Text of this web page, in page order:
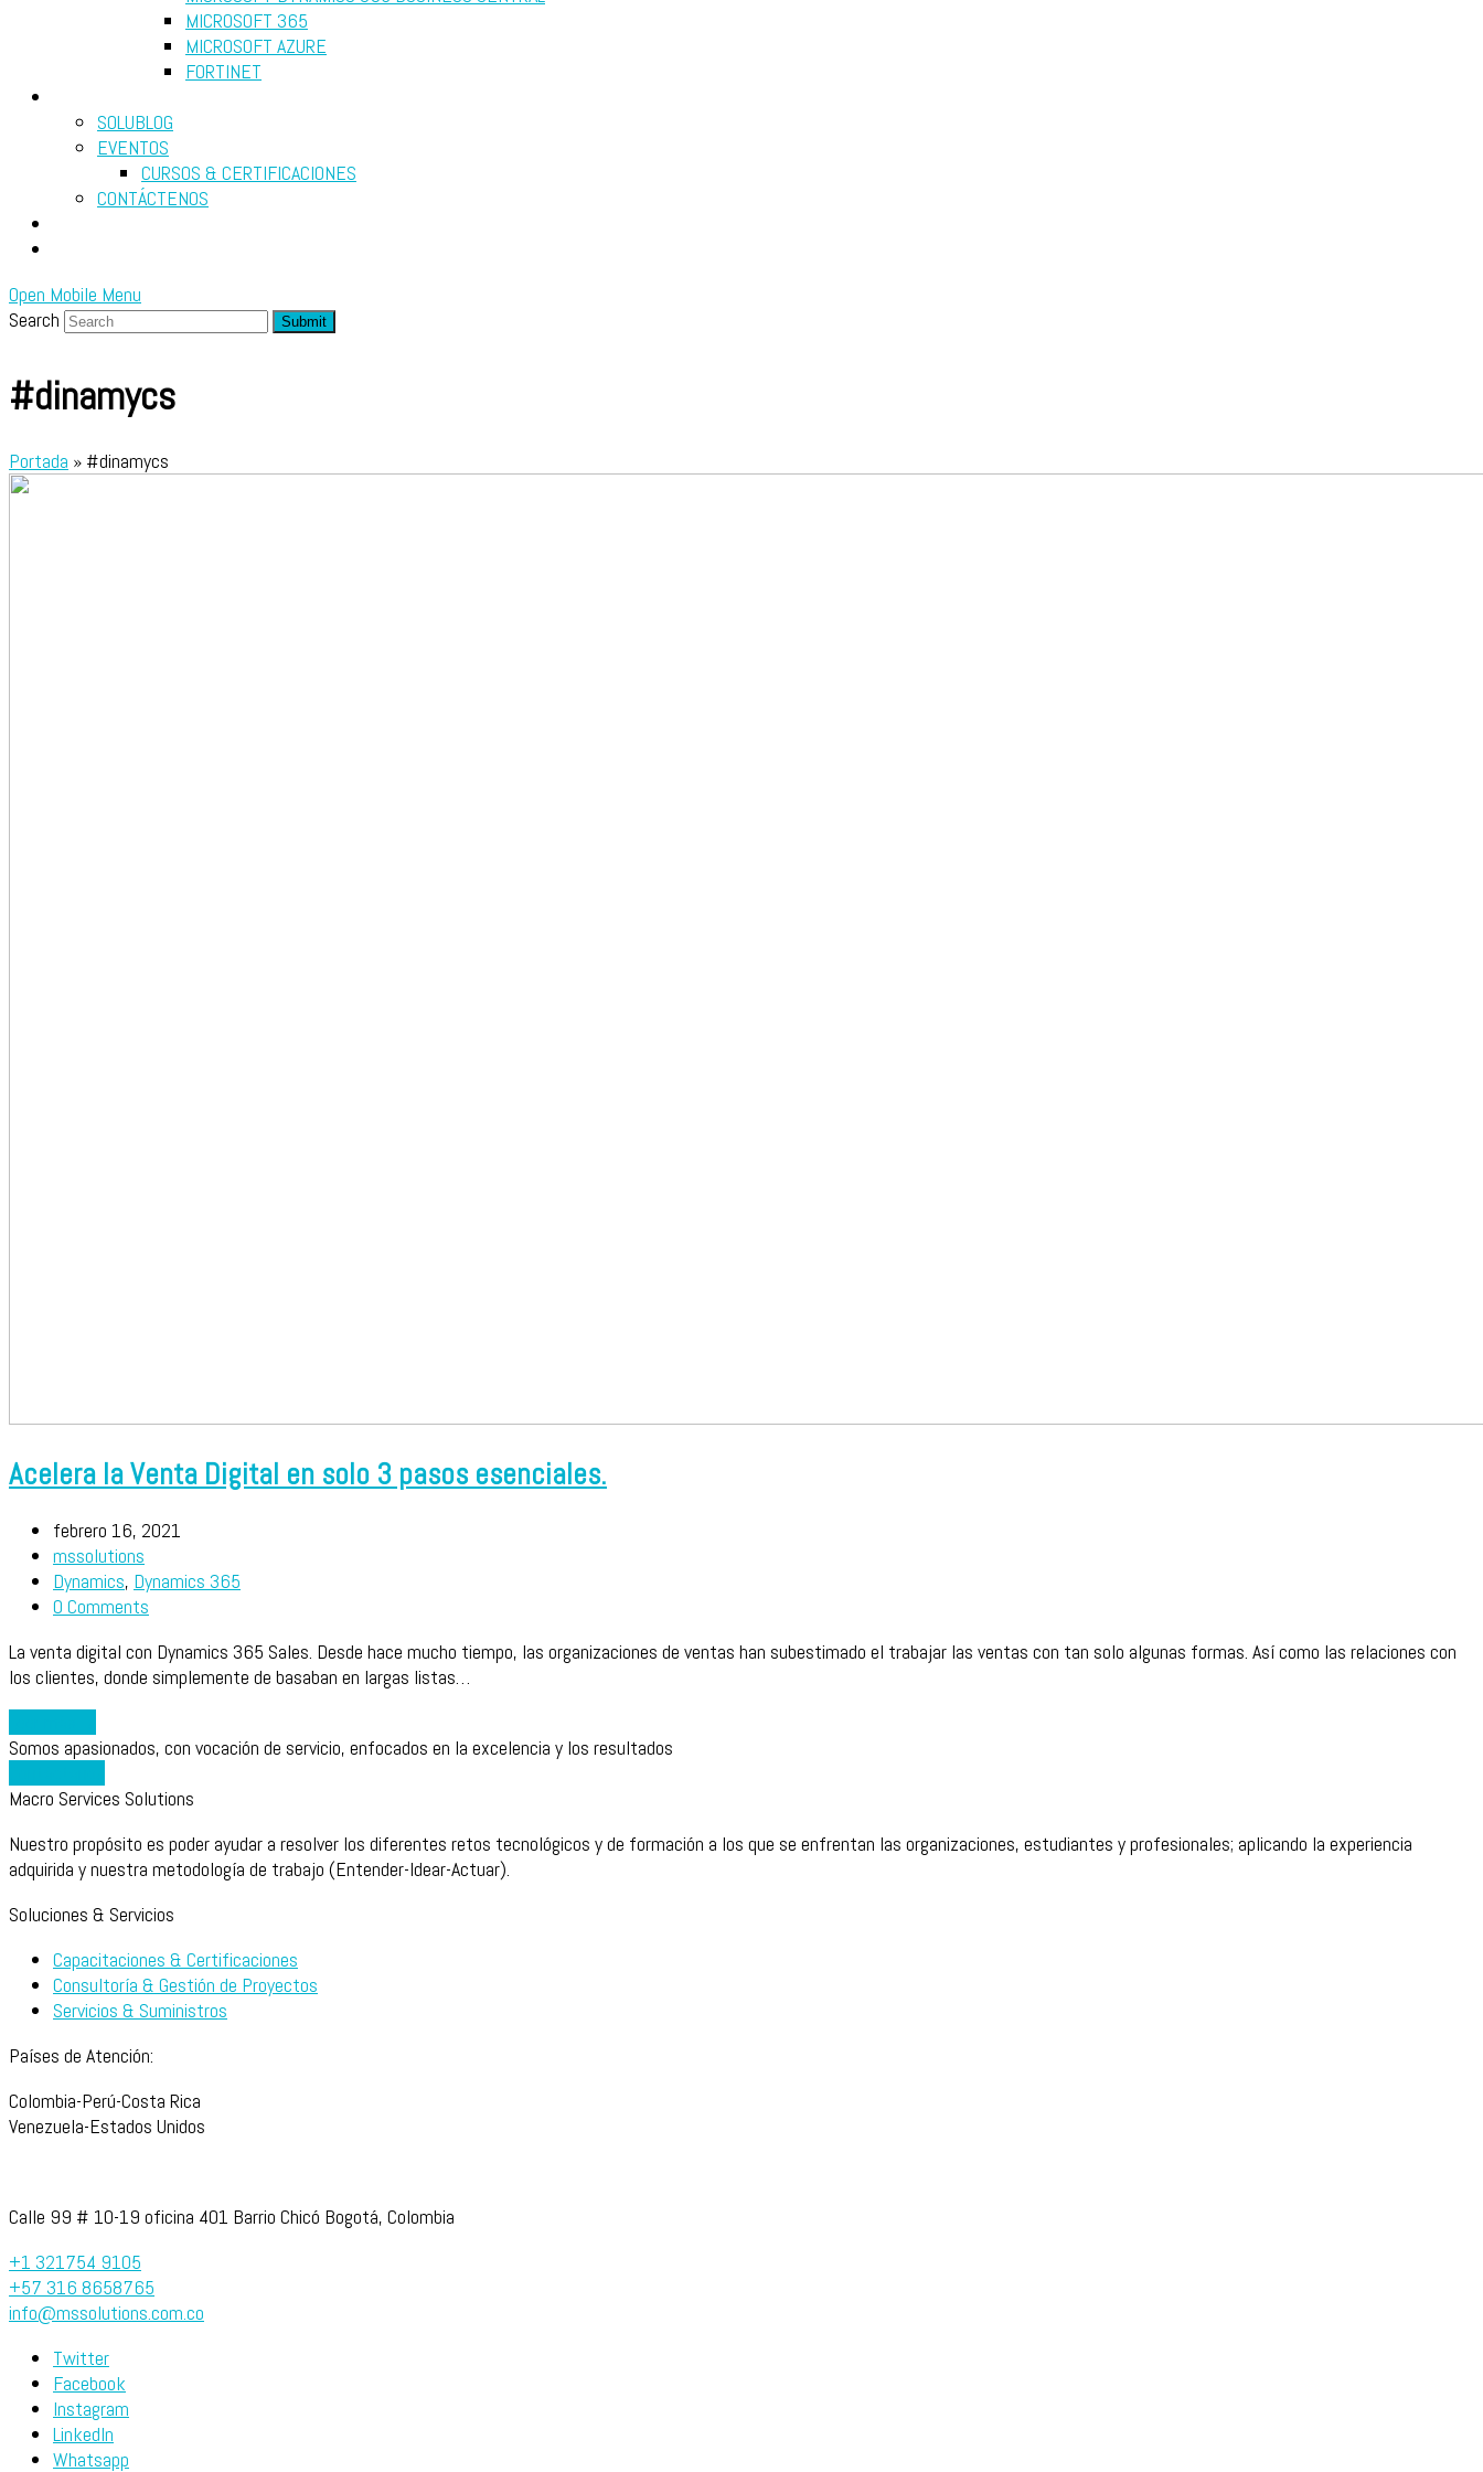
MICROSOFT 365
MICROSOFT AZURE
FORTINET
SOLUBLOG
EVENTOS
CURSOS & CERTIFICACIONES
CONTÁCTENOS
Open Mobile Menu
Search
Submit
#dinamycs
Portada » #dinamycs
Acelera la Venta Digital en solo 3 pasos esenciales.
febrero 16, 2021
mssolutions
Dynamics, Dynamics 365
0 Comments
La venta digital con Dynamics 365 Sales. Desde hace mucho tiempo, las organizaciones de ventas han subestimado el trabajar las ventas con tan solo algunas formas. Así como las relaciones con
los clientes, donde simplemente de basaban en largas listas…
Somos apasionados, con vocación de servicio, enfocados en la excelencia y los resultados
Macro Services Solutions
Nuestro propósito es poder ayudar a resolver los diferentes retos tecnológicos y de formación a los que se enfrentan las organizaciones, estudiantes y profesionales; aplicando la experiencia
adquirida y nuestra metodología de trabajo (Entender-Idear-Actuar).
Soluciones & Servicios
Capacitaciones & Certificaciones
Consultoría & Gestión de Proyectos
Servicios & Suministros
Países de Atención:
Colombia-Perú-Costa Rica
Venezuela-Estados Unidos
Calle 99 # 10-19 oficina 401 Barrio Chicó Bogotá, Colombia
+1 321754 9105
+57 316 8658765
info@mssolutions.com.co
Twitter
Facebook
Instagram
LinkedIn
Whatsapp